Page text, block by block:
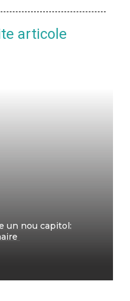
articole
un nou capitol: